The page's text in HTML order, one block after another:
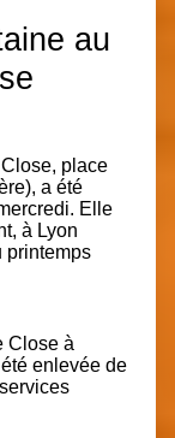
au
place
a été
Elle
à Lyon
printemps